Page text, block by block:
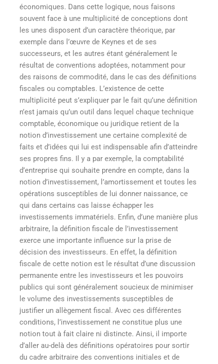
économiques. Dans cette logique, nous faisons
souvent face à une multiplicité de conceptions dont
les unes disposent d’un caractère théorique, par
exemple dans l’œuvre de Keynes et de ses
successeurs, et les autres étant généralement le
résultat de conventions adoptées, notamment pour
des raisons de commodité, dans le cas des définitions
fiscales ou comptables. L’existence de cette
multiplicité peut s’expliquer par le fait qu’une définition
n’est jamais qu’un outil dans lequel chaque technique
comptable, économique ou juridique retient de la
notion d’investissement une certaine complexité de
faits et d’idées qui lui est indispensable afin d’atteindre
ses propres fins. Il y a par exemple, la comptabilité
d’entreprise qui souhaite prendre en compte, dans la
notion d’investissement, l’amortissement et toutes les
opérations susceptibles de lui donner naissance, ce
qui dans certains cas laisse échapper les
investissements immatériels. Enfin, d’une manière plus
arbitraire, la définition fiscale de l’investissement
exerce une importante influence sur la prise de
décision des investisseurs. En effet, la définition
fiscale de cette notion est le résultat d’une discussion
permanente entre les investisseurs et les pouvoirs
publics qui sont généralement soucieux de minimiser
le volume des investissements susceptibles de
justifier un allègement fiscal. Avec ces différentes
conditions, l’investissement ne constitue plus une
notion tout à fait claire ni distincte. Ainsi, il importe
d’aller au-delà des définitions opératoires pour sortir
du cadre arbitraire des conventions initiales et de